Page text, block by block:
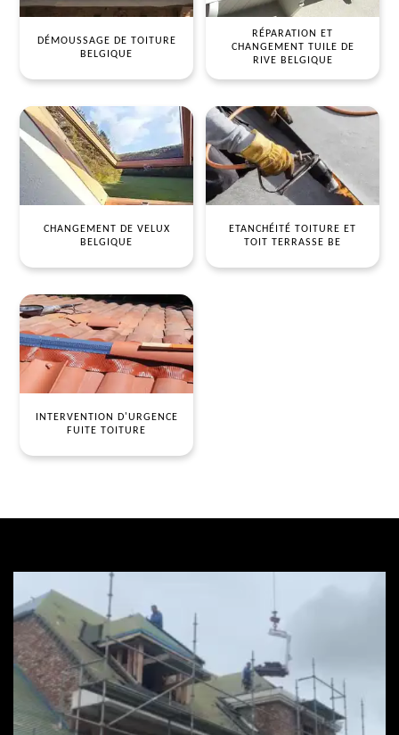
DÉMOUSSAGE DE TOITURE
BELGIQUE
RÉPARATION ET
CHANGEMENT TUILE DE
RIVE BELGIQUE
CHANGEMENT DE VELUX
BELGIQUE
ETANCHÉITÉ TOITURE ET
TOIT TERRASSE BE
INTERVENTION D'URGENCE
FUITE TOITURE